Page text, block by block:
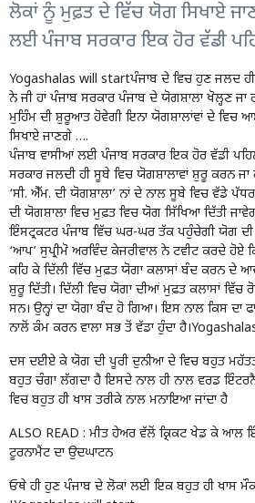
ਲੋਕਾਂ ਨੂੰ ਮੁਫ਼ਤ ਦੇ ਵਿੱਚ ਯੋਗ ਸਿਖਾਏ
ਲਈ ਪੰਜਾਬ ਸਰਕਾਰ ਇਕ ਹੋਰ ਵੱਡੀ
Yogashalas will startਪੰਜਾਬ ਦੇ ਵਿਚ ਹੁਣ ਜਲਦ
ਨੇ ਜੀ ਹਾਂ ਪੰਜਾਬ ਸਰਕਾਰ ਪੰਜਾਬ ਦੇ ਯੋਗਸ਼ਾਲਾ ਖੋਲ੍ਹਣ
ਮੁਹਿੰਮ ਦੀ ਸ਼ੁਰੂਆਤ ਹੋਵੇਗੀ ਇਨਾ ਯੋਗਸ਼ਾਲਾਂਵਾਂ ਦੇ ਵਿਚ
ਸਿਖਾਏ ਜਾਣਗੇ ….
ਪੰਜਾਬ ਵਾਸੀਆਂ ਲਈ ਪੰਜਾਬ ਸਰਕਾਰ ਇਕ ਹੋਰ ਵੱਡੀ
ਸਰਕਾਰ ਜਲਦੀ ਹੀ ਸੂਬੇ ਵਿਚ ਯੋਗਸ਼ਾਲਾਵਾਂ ਸ਼ੁਰੂ ਕਰਨ ਜਾ
‘ਸੀ. ਐੱਮ. ਦੀ ਯੋਗਸ਼ਾਲਾ’ ਨਾਂ ਦੇ ਨਾਲ ਸੂਬੇ ਵਿਚ ਵੱਡੇ
ਦੀ ਯੋਗਸ਼ਾਲਾ ਵਿਚ ਮੁਫ਼ਤ ਵਿਚ ਯੋਗ ਸਿੱਖਿਆ ਦਿੱਤੀ
ਇੰਸਟ੍ਰਕਟਰ ਪੰਜਾਬ ਵਿੱਚ ਘਰ-ਘਰ ਤੱਕ ਪਹੁੰਚੇਗੀ ਯੋਗ
‘ਆਪ’ ਸੁਪ੍ਰੀਮੋ ਅਰਵਿੰਦ ਕੇਜਰੀਵਾਲ ਨੇ ਟਵੀਟ ਕਰਦੇ ਹੋਏ
ਕਹਿ ਕੇ ਦਿੱਲੀ ਵਿੱਚ ਮੁਫ਼ਤ ਯੋਗਾ ਕਲਾਸਾਂ ਬੰਦ ਕਰਨ ਦੇ
ਸ਼ੁਰੂ ਦਿੱਤੀ। ਦਿੱਲੀ ਵਿਚ ਯੋਗਾ ਦੀਆਂ ਮੁਫ਼ਤ ਕਲਾਸਾਂ
ਸਨ। ਉਨ੍ਹਾਂ ਦਾ ਯੋਗਾ ਬੰਦ ਹੋ ਗਿਆ। ਇਸ ਨਾਲ ਕਿਸ
ਨਾਲੋਂ ਕੰਮ ਕਰਨ ਵਾਲਾ ਸਭ ਤੋਂ ਵੱਡਾ ਹੁੰਦਾ
ਦਸ ਦਈਏ ਕੇ ਯੋਗ ਦੀ ਪੂਰੀ ਦੁਨੀਆ ਦੇ ਵਿਚ ਬਹੁਤ
ਬਹੁਤ ਚੰਗਾ ਲੱਗਦਾ ਹੈ ਇਸਦੇ ਨਾਲ ਹੀ ਨਾਲ ਵਰਡ
ਵਿਚ ਬਹੁਤ ਹੀ ਖਾਸ ਤਰੀਕੇ ਨਾਲ ਮਨਾਇਆ ਜਾਂਦਾ ਹੈ
ALSO READ : ਮੀਤ ਹੇਅਰ ਵੱਲੋਂ ਕ੍ਰਿਕਟ ਖੇਡ ਕੇ ਆਲ
ਟੂਰਨਾਮੈਂਟ ਦਾ ਉਦਘਾਟਨ
ਓਥੇ ਹੀ ਹੁਣ ਪੰਜਾਬ ਦੇ ਲੋਕਾਂ ਲਈ ਇਕ ਬਹੁਤ ਹੀ ਖਾਸ